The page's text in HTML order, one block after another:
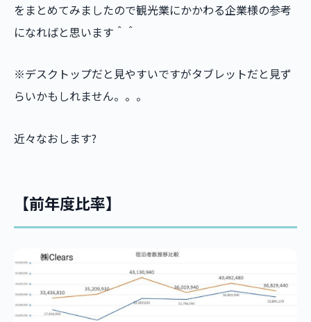
をまとめてみましたので観光業にかかわる企業様の参考
になればと思います＾＾
※デスクトップだと見やすいですがタブレットだと見ず
らいかもしれません。。。
近々なおします?
【前年度比率】